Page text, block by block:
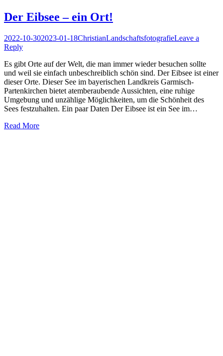
Der Eibsee – ein Ort!
Posted
on
2022-10-302023-01-18Author
ChristianPosted
LandschaftsfotografieLeave a
Reply
Es gibt Orte auf der Welt, die man immer wieder besuchen sollte
und weil sie einfach unbeschreiblich schön sind. Der Eibsee ist einer
dieser Orte. Dieser See im bayerischen Landkreis Garmisch-
Partenkirchen bietet atemberaubende Aussichten, eine ruhige
Umgebung und unzählige Möglichkeiten, um die Schönheit des
Sees festzuhalten. Ein paar Daten Der Eibsee ist ein See im…
Read More